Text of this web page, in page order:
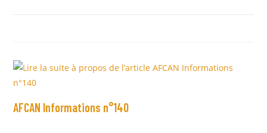
AFCAN Informations n°140